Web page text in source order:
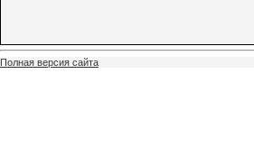
Полная версия сайта